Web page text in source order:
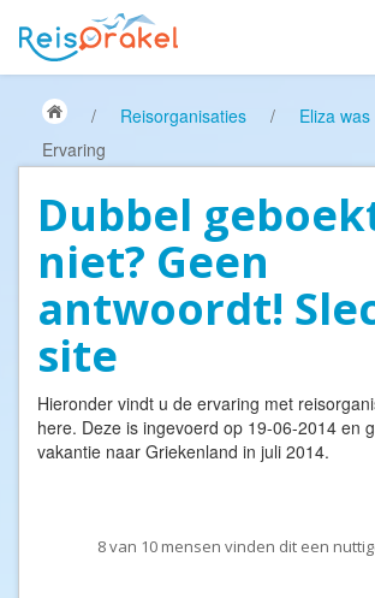
/ Reisorganisaties / Eliza
Ervaring
Dubbel
niet? Geen
antwoordt!
site
Hieronder vindt u de ervaring met
here. Deze is ingevoerd op 19-06-2014 en
vakantie naar Griekenland in juli 2014.
8van 10 mensen vinden dit een